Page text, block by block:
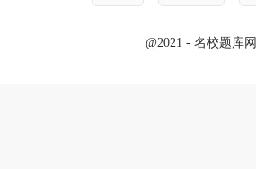
@2021 - 名校题库网